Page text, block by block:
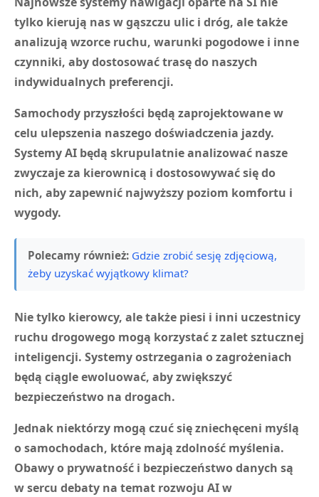
tylko kierują nas w gąszczu ulic i dróg, ale także
analizują wzorce ruchu, warunki pogodowe i inne
czynniki, aby dostosować trasę do naszych
indywidualnych preferencji.
Samochody przyszłości będą zaprojektowane w
celu ulepszenia naszego doświadczenia jazdy.
Systemy AI będą skrupulatnie analizować nasze
zwyczaje za kierownicą i dostosowywać się do
nich, aby zapewnić najwyższy poziom komfortu i
wygody.
Polecamy również: Gdzie zrobić sesję zdjęciową,
żeby uzyskać wyjątkowy klimat?
Nie tylko kierowcy, ale także piesi i inni uczestnicy
ruchu drogowego mogą korzystać z zalet sztucznej
inteligencji. Systemy ostrzegania o zagrożeniach
będą ciągle ewoluować, aby zwiększyć
bezpieczeństwo na drogach.
Jednak niektórzy mogą czuć się zniechęceni myślą
o samochodach, które mają zdolność myślenia.
Obawy o prywatność i bezpieczeństwo danych są
w sercu debaty na temat rozwoju AI w